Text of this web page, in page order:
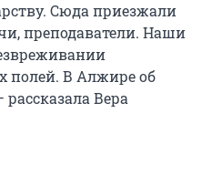
Сюда приезжали
преподаватели. Наши
полей. В Алжире об
Вера